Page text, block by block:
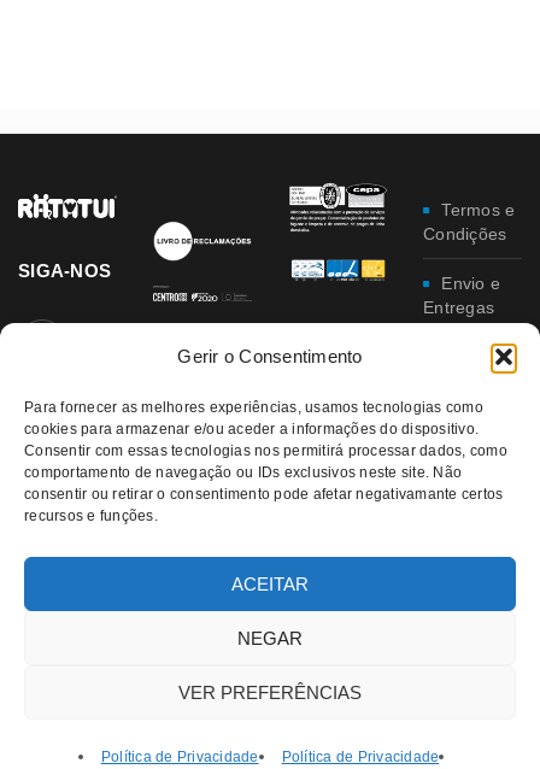
Gerir o Consentimento
Para fornecer as melhores experiências, usamos tecnologias como
cookies para armazenar e/ou aceder a informações do dispositivo.
Consentir com essas tecnologias nos permitirá processar dados, como
comportamento de navegação ou IDs exclusivos neste site. Não
consentir ou retirar o consentimento pode afetar negativamante certos
recursos e funções.
ACEITAR
NEGAR
VER PREFERÊNCIAS
Política de Privacidade Política de Privacidade
SIGA-NOS
Termos e
Condições
Envio e
Entregas
Trocas e
Política
de
Privacidade
da
© 2021 RATATUI | All Rights Reserved – Direitos Reservados |